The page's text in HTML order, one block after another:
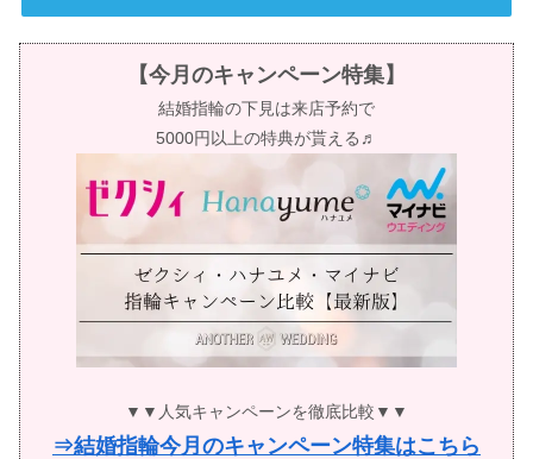
【今月のキャンペーン特集】
結婚指輪の下見は来店予約で
5000円以上の特典が貰える♬
▼▼人気キャンペーンを徹底比較▼▼
⇒結婚指輪今月のキャンペーン特集はこちら